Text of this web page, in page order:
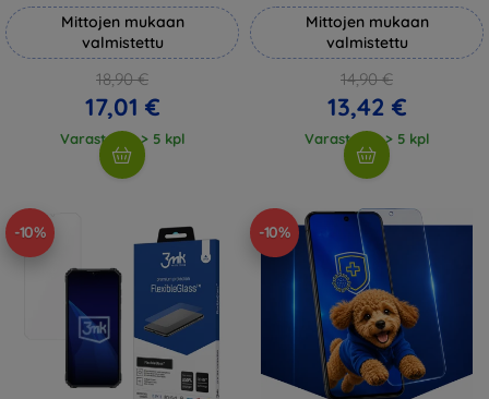
Mittojen mukaan
valmistettu
18,90 €
17,01 €
Varastossa > 5 kpl
Mittojen mukaan
valmistettu
14,90 €
13,42 €
Varastossa > 5 kpl
-10% -10%